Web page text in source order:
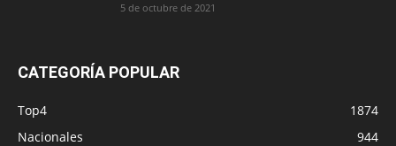
5 de octubre de 2021
CATEGORÍA POPULAR
Top4
1874
Nacionales
944